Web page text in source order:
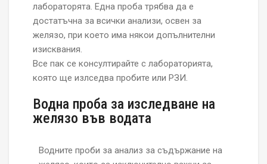
лабораторята. Една проба трябва да е
достатъчна за всички анализи, освен за
желязо, при което има някои допълнителни
изисквания.
Все пак се консултирайте с лабораторията,
която ще излседва пробите или РЗИ.
Водна проба за изследване на
желязо във водата
Водните проби за анализ за съдържание на